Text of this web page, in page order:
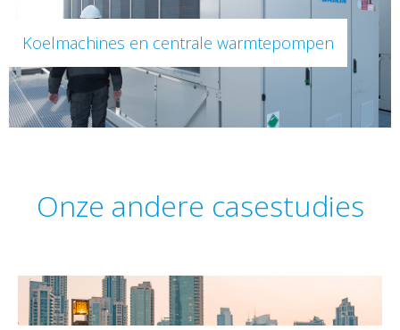
Koelmachines en centrale warmtepompen
Onze andere casestudies